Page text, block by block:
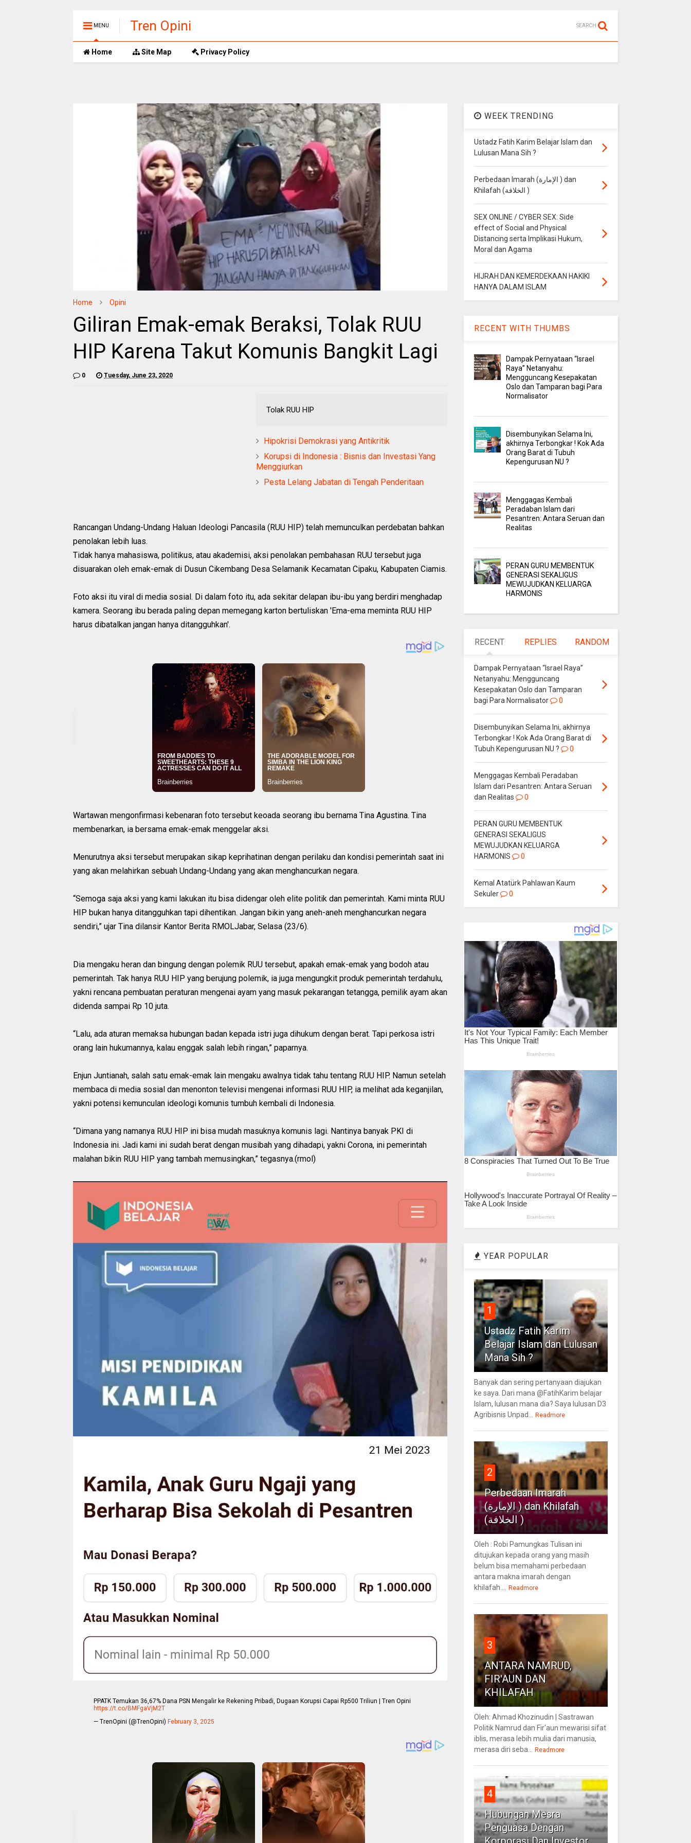
MENU Tren Opini SEARCH
Home Site Map Privacy Policy
Home Opini
Giliran Emak-emak Beraksi, Tolak RUU
HIP Karena Takut Komunis Bangkit Lagi
0 Tuesday, June 23, 2020
Tolak RUU HIP
Hipokrisi Demokrasi yang Antikritik
Korupsi di Indonesia : Bisnis dan Investasi Yang
Menggiurkan
Pesta Lelang Jabatan di Tengah Penderitaan
Rancangan Undang-Undang Haluan Ideologi Pancasila (RUU HIP) telah memunculkan perdebatan bahkan
penolakan lebih luas.
Tidak hanya mahasiswa, politikus, atau akademisi, aksi penolakan pembahasan RUU tersebut juga
disuarakan oleh emak-emak di Dusun Cikembang Desa Selamanik Kecamatan Cipaku, Kabupaten Ciamis.
Foto aksi itu viral di media sosial. Di dalam foto itu, ada sekitar delapan ibu-ibu yang berdiri menghadap
kamera. Seorang ibu berada paling depan memegang karton bertuliskan 'Ema-ema meminta RUU HIP
harus dibatalkan jangan hanya ditangguhkan'.
Wartawan mengonfirmasi kebenaran foto tersebut keoada seorang ibu bernama Tina Agustina. Tina
membenarkan, ia bersama emak-emak menggelar aksi.
Menurutnya aksi tersebut merupakan sikap keprihatinan dengan perilaku dan kondisi pemerintah saat ini
yang akan melahirkan sebuah Undang-Undang yang akan menghancurkan negara.
“Semoga saja aksi yang kami lakukan itu bisa didengar oleh elite politik dan pemerintah. Kami minta RUU
HIP bukan hanya ditangguhkan tapi dihentikan. Jangan bikin yang aneh-aneh menghancurkan negara
sendiri,” ujar Tina dilansir Kantor Berita RMOLJabar, Selasa (23/6).
Dia mengaku heran dan bingung dengan polemik RUU tersebut, apakah emak-emak yang bodoh atau
pemerintah. Tak hanya RUU HIP yang berujung polemik, ia juga mengungkit produk pemerintah terdahulu,
yakni rencana pembuatan peraturan mengenai ayam yang masuk pekarangan tetangga, pemilik ayam akan
didenda sampai Rp 10 juta.
“Lalu, ada aturan memaksa hubungan badan kepada istri juga dihukum dengan berat. Tapi perkosa istri
orang lain hukumannya, kalau enggak salah lebih ringan,” paparnya.
Enjun Juntianah, salah satu emak-emak lain mengaku awalnya tidak tahu tentang RUU HIP. Namun setelah
membaca di media sosial dan menonton televisi mengenai informasi RUU HIP, ia melihat ada keganjilan,
yakni potensi kemunculan ideologi komunis tumbuh kembali di Indonesia.
“Dimana yang namanya RUU HIP ini bisa mudah masuknya komunis lagi. Nantinya banyak PKI di
Indonesia ini. Jadi kami ini sudah berat dengan musibah yang dihadapi, yakni Corona, ini pemerintah
malahan bikin RUU HIP yang tambah memusingkan,” tegasnya.(rmol)
PPATK Temukan 36,67% Dana PSN Mengalir ke Rekening Pribadi, Dugaan Korupsi Capai Rp500 Triliun | Tren Opini
https://t.co/BMFgaVjM2T
— TrenOpini (@TrenOpini) February 3, 2025
WEEK TRENDING
Ustadz Fatih Karim Belajar Islam dan
Lulusan Mana Sih ?
Perbedaan Imarah (الإمارة ) dan
Khilafah (الخلافة )
SEX ONLINE / CYBER SEX: Side
effect of Social and Physical
Distancing serta Implikasi Hukum,
Moral dan Agama
HIJRAH DAN KEMERDEKAAN HAKIKI
HANYA DALAM ISLAM
RECENT WITH THUMBS
Dampak Pernyataan “Israel
Raya” Netanyahu:
Mengguncang Kesepakatan
Oslo dan Tamparan bagi Para
Normalisator
Disembunyikan Selama Ini,
akhirnya Terbongkar ! Kok Ada
Orang Barat di Tubuh
Kepengurusan NU ?
Menggagas Kembali
Peradaban Islam dari
Pesantren: Antara Seruan dan
Realitas
PERAN GURU MEMBENTUK
GENERASI SEKALIGUS
MEWUJUDKAN KELUARGA
HARMONIS
RECENT REPLIES RANDOM
Dampak Pernyataan “Israel Raya”
Netanyahu: Mengguncang
Kesepakatan Oslo dan Tamparan
bagi Para Normalisator
0
Disembunyikan Selama Ini, akhirnya
Terbongkar ! Kok Ada Orang Barat di
Tubuh Kepengurusan NU ?
0
Menggagas Kembali Peradaban
Islam dari Pesantren: Antara Seruan
dan Realitas
0
PERAN GURU MEMBENTUK
GENERASI SEKALIGUS
MEWUJUDKAN KELUARGA
HARMONIS
0
Kemal Atatürk Pahlawan Kaum
Sekuler
0
YEAR POPULAR
1
Ustadz Fatih Karim
Belajar Islam dan Lulusan
Mana Sih ?
Banyak dan sering pertanyaan diajukan
ke saya. Dari mana @FatihKarim belajar
Islam, lulusan mana dia? Saya lulusan D3
Agribisnis Unpad...
Readmore
2
Perbedaan Imarah
(الإمارة ) dan Khilafah
(الخلافة )
Oleh : Robi Pamungkas Tulisan ini
ditujukan kepada orang yang masih
belum bisa memahami perbedaan
antara makna imarah dengan
khilafah....
Readmore
3
ANTARA NAMRUD,
FIR'AUN DAN
KHILAFAH
Oleh: Ahmad Khozinudin | Sastrawan
Politik Namrud dan Fir'aun mewarisi sifat
iblis, merasa lebih mulia dari manusia,
merasa diri seba...
Readmore
4
Hubungan Mesra
Penguasa Dengan